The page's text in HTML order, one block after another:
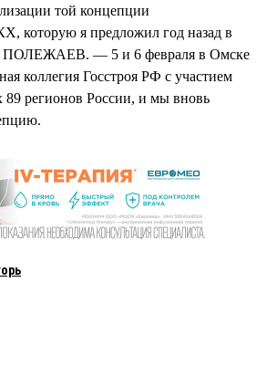
той концепции
которую я предложил год назад в
ПОЛЕЖАЕВ. — 5 и 6 февраля в Омске
коллегия Госстроя РФ с участием
89 регионов России, и мы вновь